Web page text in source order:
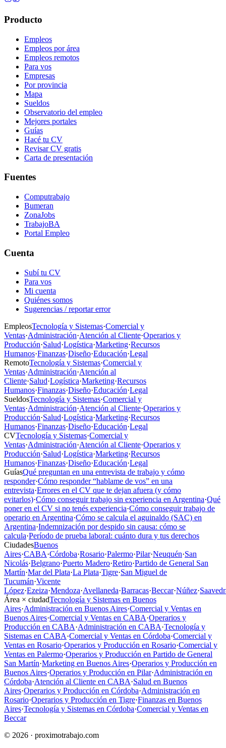
Producto
Empleos
Empleos por área
Empleos remotos
Para vos
Empresas
Por provincia
Mapa
Sueldos
Observatorio del empleo
Mejores portales
Guías
Hacé tu CV
Revisar CV gratis
Carta de presentación
Fuentes
Computrabajo
Bumeran
ZonaJobs
TrabajoBA
Portal Empleo
Cuenta
Subí tu CV
Para vos
Mi cuenta
Quiénes somos
Sugerencias / reportar error
EmpleosTecnología y Sistemas·Comercial y
Ventas·Administración·Atención al Cliente·Operarios y
Producción·Salud·Logística·Marketing·Recursos
Humanos·Finanzas·Diseño·Educación·Legal
RemotoTecnología y Sistemas·Comercial y
Ventas·Administración·Atención al
Cliente·Salud·Logística·Marketing·Recursos
Humanos·Finanzas·Diseño·Educación·Legal
SueldosTecnología y Sistemas·Comercial y
Ventas·Administración·Atención al Cliente·Operarios y
Producción·Salud·Logística·Marketing·Recursos
Humanos·Finanzas·Diseño·Educación·Legal
CVTecnología y Sistemas·Comercial y
Ventas·Administración·Atención al Cliente·Operarios y
Producción·Salud·Logística·Marketing·Recursos
Humanos·Finanzas·Diseño·Educación·Legal
GuíasQué preguntan en una entrevista de trabajo y cómo
responder·Cómo responder “hablame de vos” en una
entrevista·Errores en el CV que te dejan afuera (y cómo
evitarlos)·Cómo conseguir trabajo sin experiencia en Argentina·Qué
poner en el CV si no tenés experiencia·Cómo conseguir trabajo de
operario en Argentina·Cómo se calcula el aguinaldo (SAC) en
Argentina·Indemnización por despido sin causa: cómo se
calcula·Período de prueba laboral: cuánto dura y tus derechos
CiudadesBuenos
Aires·CABA·Córdoba·Rosario·Palermo·Pilar·Neuquén·San
Nicolás·Belgrano·Puerto Madero·Retiro·Partido de General San
Martín·Mar del Plata·La Plata·Tigre·San Miguel de
Tucumán·Vicente
López·Ezeiza·Mendoza·Avellaneda·Barracas·Beccar·Núñez·
Área × ciudadTecnología y Sistemas en Buenos
Aires·Administración en Buenos Aires·Comercial y Ventas en
Buenos Aires·Comercial y Ventas en CABA·Operarios y
Producción en CABA·Administración en CABA·Tecnología y
Sistemas en CABA·Comercial y Ventas en Córdoba·Comercial y
Ventas en Rosario·Operarios y Producción en Rosario·Comercial y
Ventas en Palermo·Operarios y Producción en Partido de General
San Martín·Marketing en Buenos Aires·Operarios y Producción en
Buenos Aires·Operarios y Producción en Pilar·Administración en
Córdoba·Atención al Cliente en CABA·Salud en Buenos
Aires·Operarios y Producción en Córdoba·Administración en
Rosario·Operarios y Producción en Tigre·Finanzas en Buenos
Aires·Tecnología y Sistemas en Córdoba·Comercial y Ventas en
Beccar
© 2026 · proximotrabajo.com